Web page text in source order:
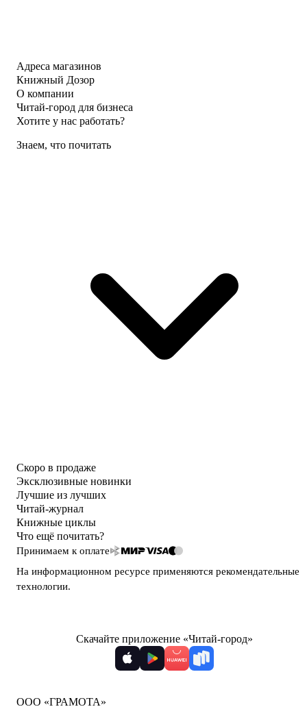
Адреса магазинов
Книжный Дозор
О компании
Читай-город для бизнеса
Хотите у нас работать?
Знаем, что почитать
Скоро в продаже
Эксклюзивные новинки
Лучшие из лучших
Читай-журнал
Книжные циклы
Что ещё почитать?
Принимаем к оплате
На информационном ресурсе применяются рекомендательные
технологии.
Скачайте приложение «Читай-город»
ООО «ГРАМОТА»